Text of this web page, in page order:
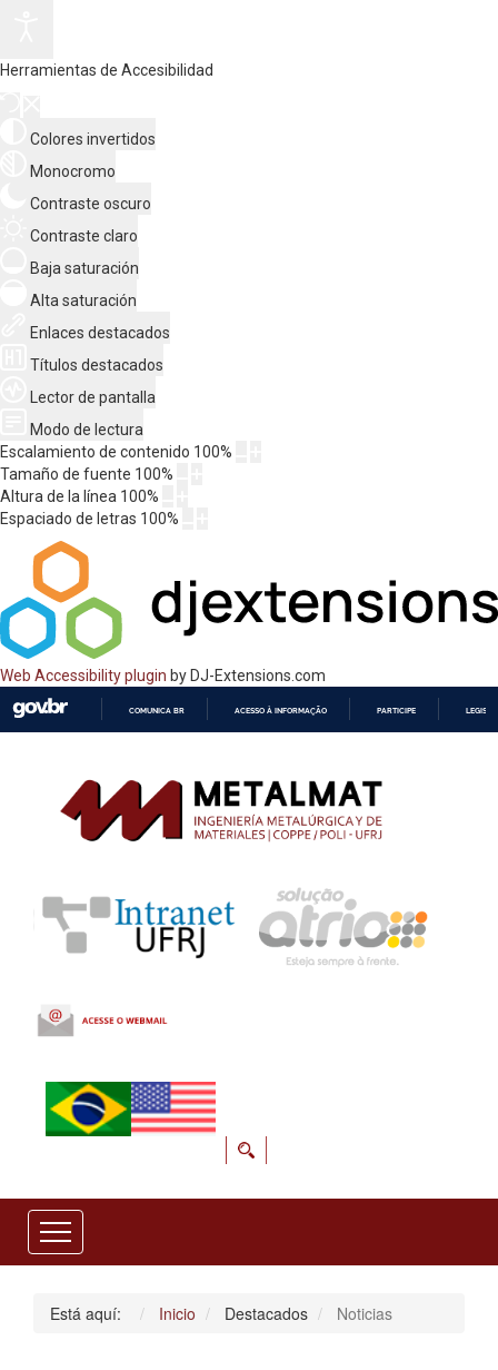
Herramientas de Accesibilidad
Colores invertidos
Monocromo
Contraste oscuro
Contraste claro
Baja saturación
Alta saturación
Enlaces destacados
Títulos destacados
Lector de pantalla
Modo de lectura
Escalamiento de contenido 100%
Tamaño de fuente 100%
Altura de la línea 100%
Espaciado de letras 100%
Web Accessibility plugin by DJ-Extensions.com
CONTEÚDO
COMUNICA BR ACESSO À INFORMAÇÃO PARTICIPE
Está aquí: Inicio Destacados Noticias